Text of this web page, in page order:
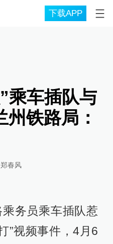
下载APP
乘车插队与
铁路局：
春风
务员乘车插队惹
”视频事件，4月6